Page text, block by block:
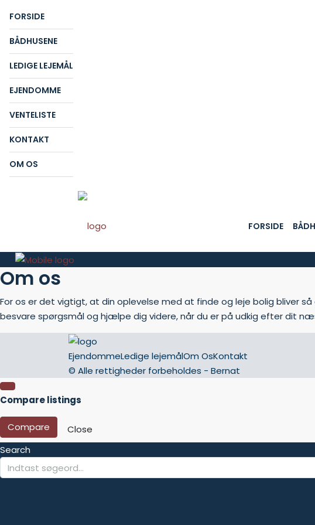
FORSIDE
BÅDHUSENE
LEDIGE LEJEMÅL
EJENDOMME
VENTELISTE
KONTAKT
OM OS
FORSIDE
Om os
For os er det vigtigt, at din oplevelse med at finde og leje bolig bliver
besvare spørgsmål og hjælpe dig videre, når du er på udkig efter dit
EjendommeLedige lejemålOm OsKontakt
© Alle rettigheder forbeholdes - Bernat
Compare listings
Compare
Close
Search